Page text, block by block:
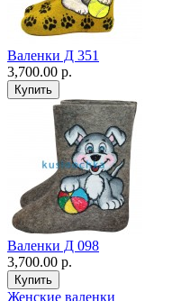
Валенки Д 351
3,700.00 р.
Валенки Д 098
3,700.00 р.
Женские валенки